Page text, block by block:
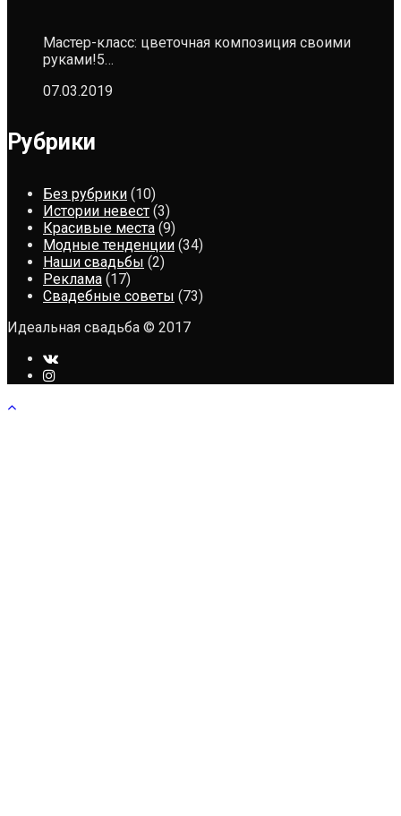
Мастер-класс: цветочная композиция своими
руками!5…
07.03.2019
Рубрики
Без рубрики (10)
Истории невест (3)
Красивые места (9)
Модные тенденции (34)
Наши свадьбы (2)
Реклама (17)
Свадебные советы (73)
Идеальная свадьба © 2017